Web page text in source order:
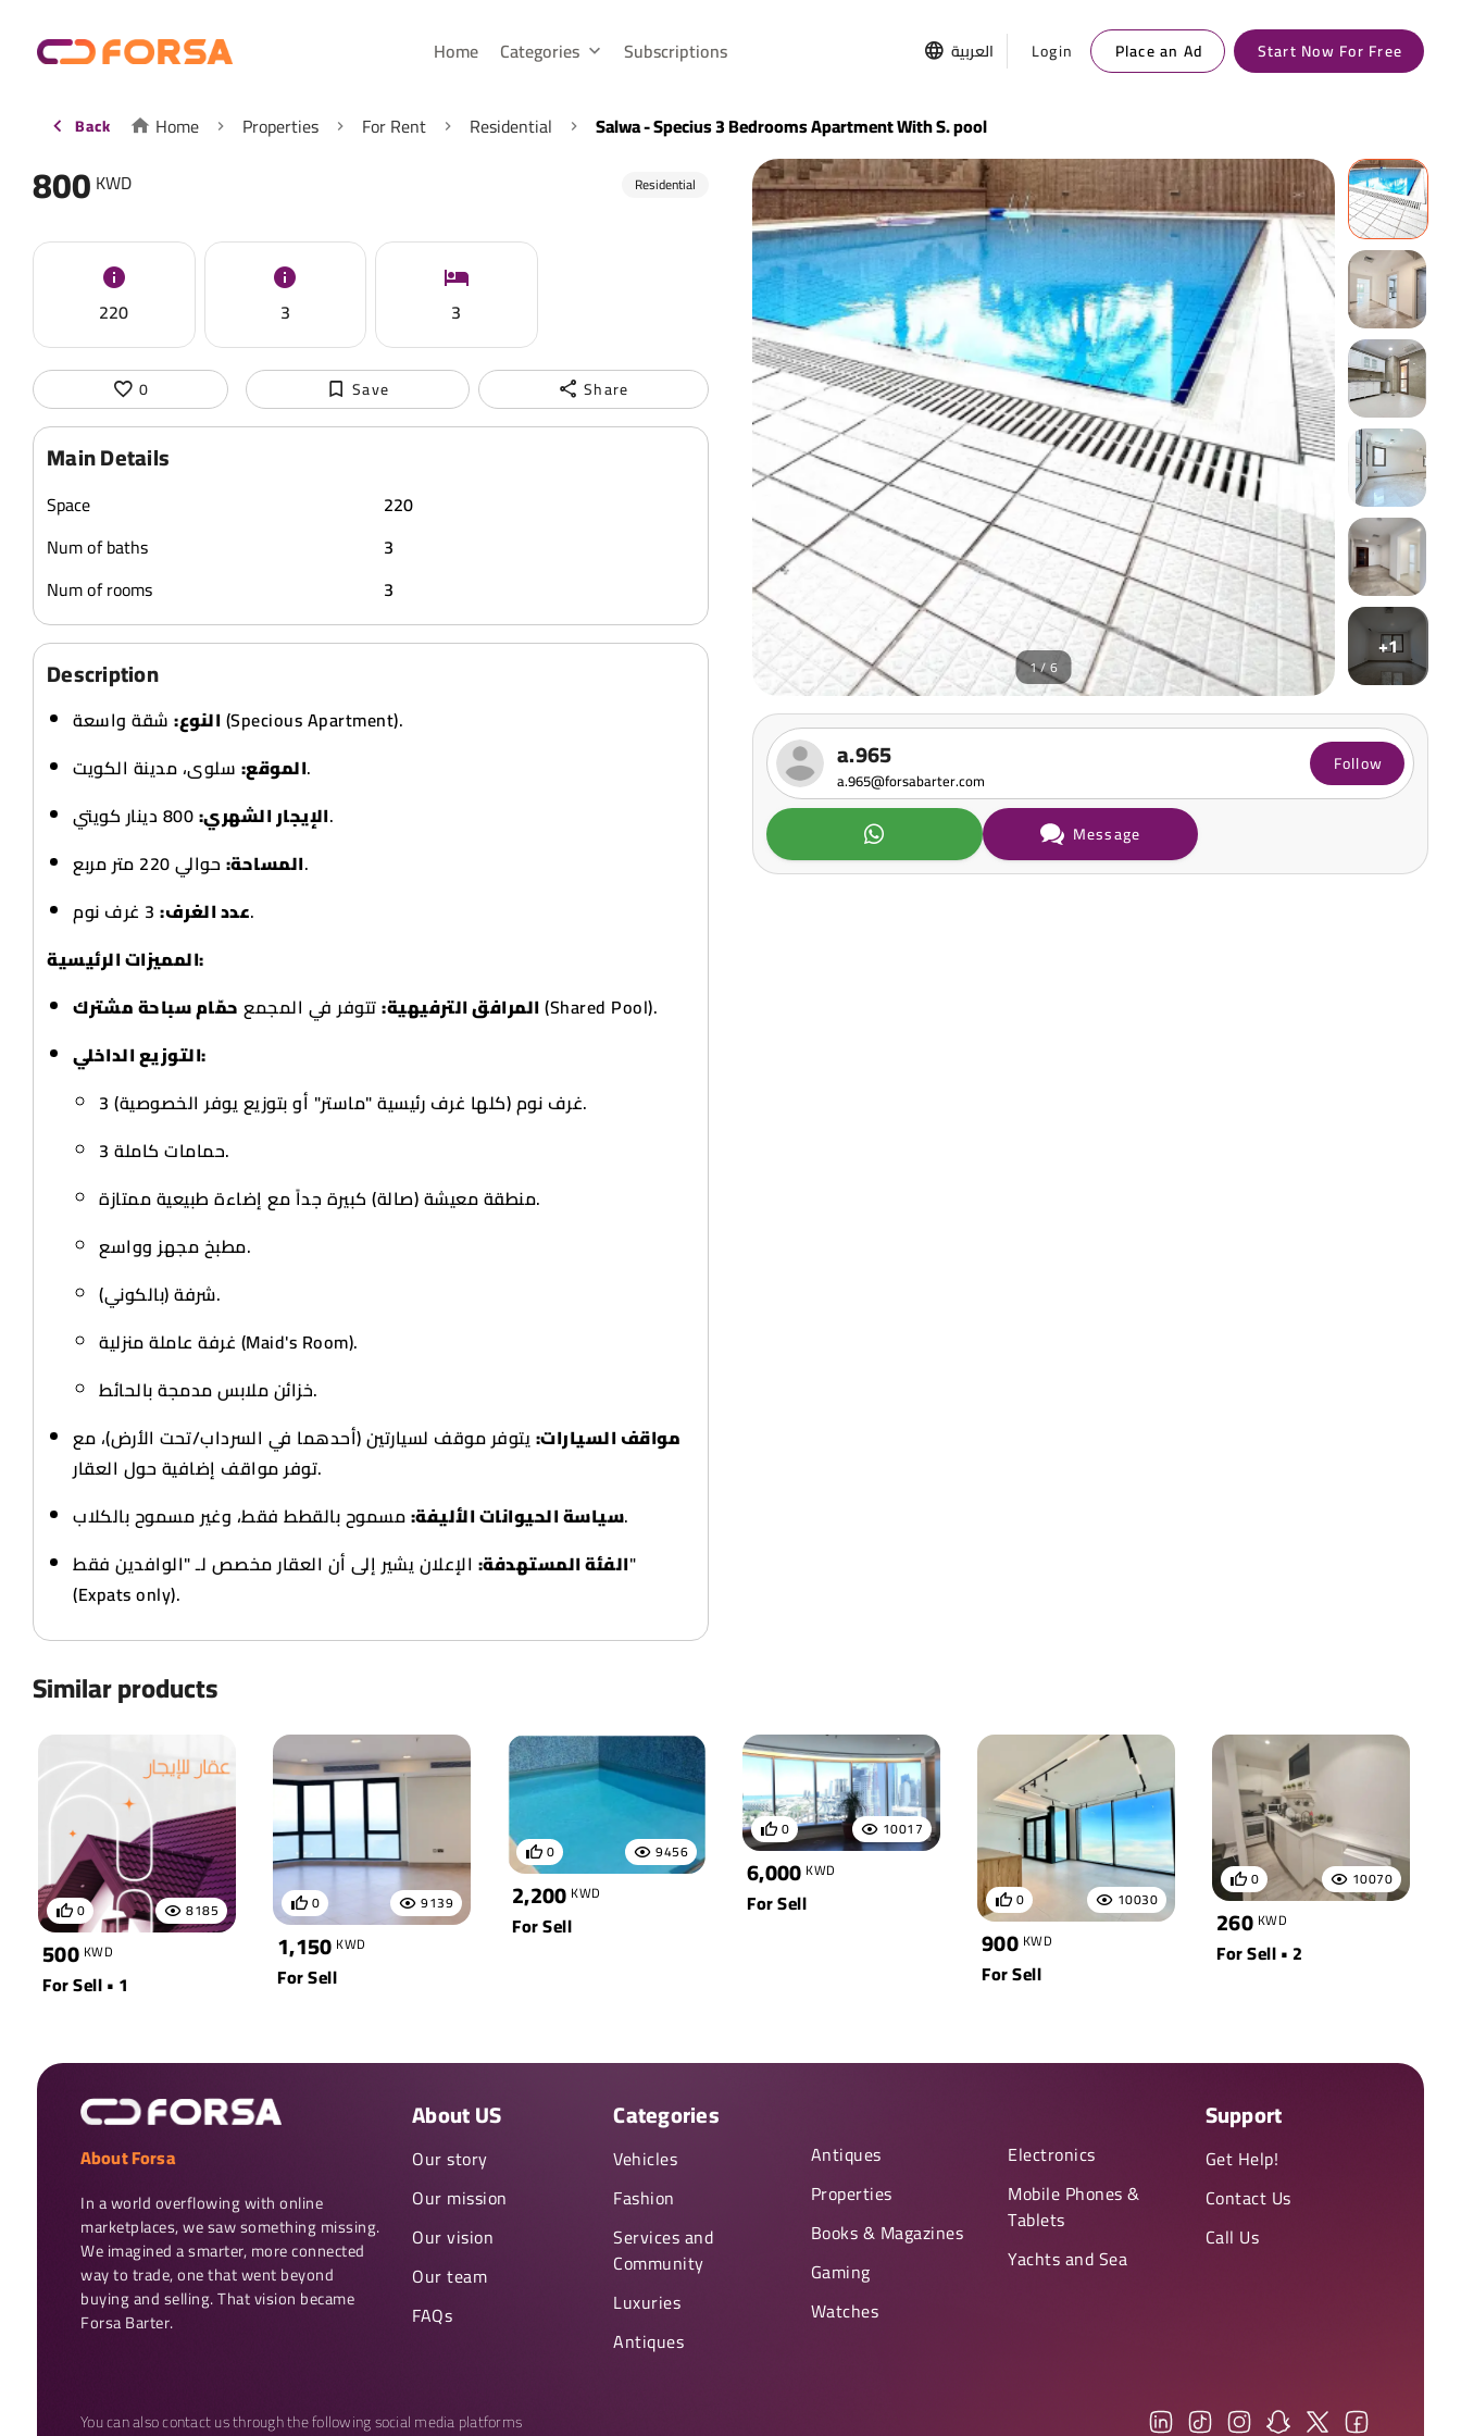
Home Categories Subscriptions العربية Login Place an Ad Start Now For Free
Back Home Properties For Rent Residential Salwa - Specius 3 Bedrooms Apartment With S. pool
800 KWD Residential
220 3 3
0 Save Share
Main Details
Space
220
Num of baths
3
Num of rooms
3
Description
النوع:شقة واسعة (Specious Apartment).
الموقع:سلوى، مدينة الكويت.
الإيجار الشهري:800 دينار كويتي.
المساحة:حوالي 220 متر مربع.
عدد الغرف:3 غرف نوم.
المميزات الرئيسية:
المرافق الترفيهية:تتوفر في المجمع حمّام سباحة مشترك
(Shared Pool).
التوزيع الداخلي:
3 غرف نوم (كلها غرف رئيسية "ماستر" أو بتوزيع يوفر الخصوصية).
3 حمامات كاملة.
منطقة معيشة (صالة) كبيرة جداً مع إضاءة طبيعية ممتازة.
مطبخ مجهز وواسع.
شرفة (بالكوني).
غرفة عاملة منزلية (Maid's Room).
خزائن ملابس مدمجة بالحائط.
مواقف السيارات:يتوفر موقف لسيارتين (أحدهما في السرداب/تحت الأرض)، مع
توفر مواقف إضافية حول العقار.
سياسة الحيوانات الأليفة:مسموح بالقطط فقط، وغير مسموح بالكلاب.
الفئة المستهدفة: الإعلان يشير إلى أن العقار مخصص لـ "الوافدين فقط"
(Expats only).
1 / 6
+1
a.965
a.965@forsabarter.com
Follow
Message
Similar products
8185
0
500 KWD
For Sell • 1
9139
0
1,150 KWD
For Sell
9456
0
2,200 KWD
For Sell
10017
0
6,000 KWD
For Sell 10030
0
900 KWD
For Sell
10070
0
260 KWD
For Sell • 2
About Forsa
In a world overflowing with online
marketplaces, we saw something missing.
We imagined a smarter, more connected
way to trade, one that went beyond
buying and selling. That vision became
Forsa Barter.
About US
Our story
Our mission
Our vision
Our team
FAQs
Categories
Vehicles
Fashion
Services and
Community
Luxuries
Antiques
Antiques
Properties
Books & Magazines
Gaming
Watches
Electronics
Mobile Phones &
Tablets
Yachts and Sea
Support
Get Help!
Contact Us
Call Us
You can also contact us through the following social media platforms